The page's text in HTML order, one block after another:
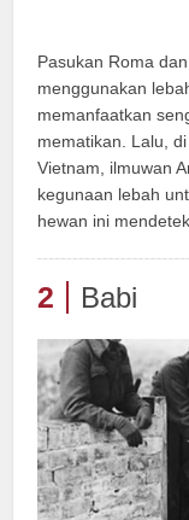
Pasukan Roma
menggunakan
memanfaatkan
mematikan. Lalu,
Vietnam, ilmuwan
kegunaan lebah
hewan ini
2 Babi